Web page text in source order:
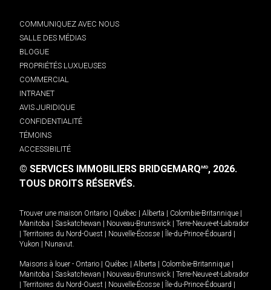
COMMUNIQUEZ AVEC NOUS
SALLE DES MÉDIAS
BLOGUE
PROPRIÉTÉS LUXUEUSES
COMMERCIAL
INTRANET
AVIS JURIDIQUE
CONFIDENTIALITÉ
TÉMOINS
ACCESSIBILITÉ
© SERVICES IMMOBILIERS BRIDGEMARQMD, 2026.
TOUS DROITS RÉSERVÉS.
Trouver une maison Ontario Québec Alberta Colombie-Britannique
Manitoba
Saskatchewan Nouveau-Brunswick
Terre-Neuve-et-Labrador
Territoires du Nord-Ouest Nouvelle-Écosse Île-du-Prince-Édouard
Yukon
Nunavut.
Maisons à louer - Ontario Québec Alberta Colombie-Britannique
Manitoba
Saskatchewan Nouveau-Brunswick
Terre-Neuve-et-Labrador
Territoires du Nord-Ouest Nouvelle-Écosse Île-du-Prince-Édouard